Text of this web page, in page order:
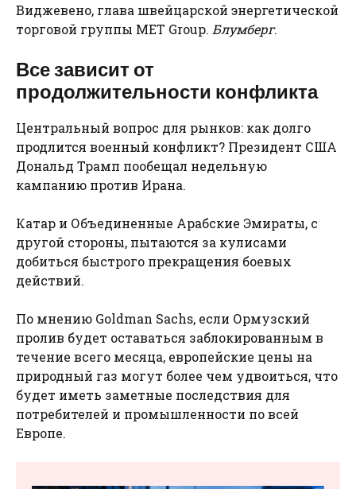
Виджевено, глава швейцарской энергетической
торговой группы MET Group. Блумберг.
Все зависит от
продолжительности конфликта
Центральный вопрос для рынков: как долго
продлится военный конфликт? Президент США
Дональд Трамп пообещал недельную
кампанию против Ирана.
Катар и Объединенные Арабские Эмираты, с
другой стороны, пытаются за кулисами
добиться быстрого прекращения боевых
действий.
По мнению Goldman Sachs, если Ормузский
пролив будет оставаться заблокированным в
течение всего месяца, европейские цены на
природный газ могут более чем удвоиться, что
будет иметь заметные последствия для
потребителей и промышленности по всей
Европе.